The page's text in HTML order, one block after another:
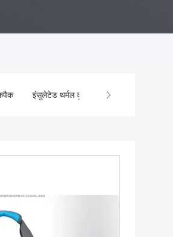
इंसुलेटेड थर्मल कूलर बैग